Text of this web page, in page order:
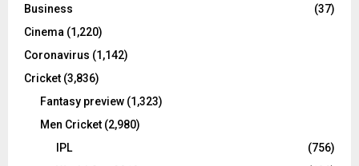
C
Business
(37)
Cinema (1,220)
Coronavirus (1,142)
Cricket (3,836)
Fantasy preview (1,323)
Men Cricket (2,980)
IPL
(756)